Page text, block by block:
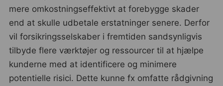
mere omkostningseffektivt at forebygge skader
end at skulle udbetale erstatninger senere. Derfor
vil forsikringsselskaber i fremtiden sandsynligvis
tilbyde flere værktøjer og ressourcer til at hjælpe
kunderne med at identificere og minimere
potentielle risici. Dette kunne fx omfatte rådgivning